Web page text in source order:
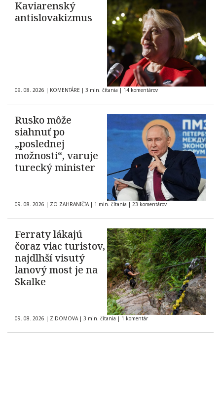
Kaviarenský
antislovakizmus
09. 08. 2026 | KOMENTÁRE | 3 min. čítania | 14 komentárov
Rusko môže
siahnuť po
„poslednej
možnosti“, varuje
turecký minister
09. 08. 2026 | ZO ZAHRANIČIA | 1 min. čítania | 23 komentárov
Ferraty lákajú
čoraz viac turistov,
najdlhší visutý
lanový most je na
Skalke
09. 08. 2026 | Z DOMOVA | 3 min. čítania | 1 komentár